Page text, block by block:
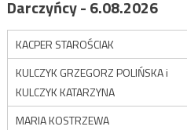
Darczyńcy - 6.08.2026
KACPER STAROŚCIAK
KULCZYK GRZEGORZ POLIŃSKA i
KULCZYK KATARZYNA
MARIA KOSTRZEWA